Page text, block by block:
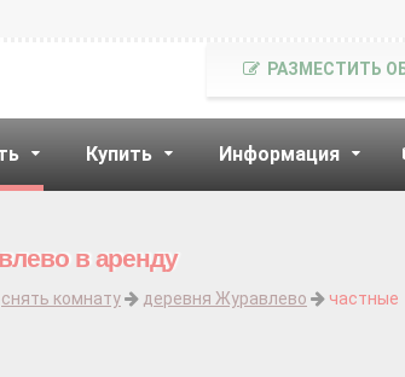
Купить Информация
РАЗМЕСТИТЬ
в аренду
снять комнату деревня Журавлево
частные